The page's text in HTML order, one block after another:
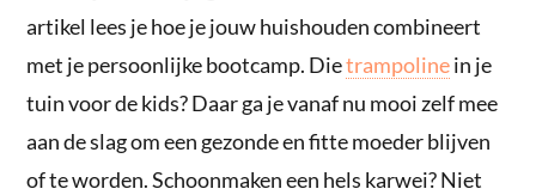
artikel lees je hoe je jouw huishouden combineert
met je persoonlijke bootcamp. Dietrampolinein je
tuin voor de kids? Daar ga je vanaf nu mooi zelf mee
aan de slag om een gezonde en fitte moeder blijven
of te worden. Schoonmaken een hels karwei? Niet